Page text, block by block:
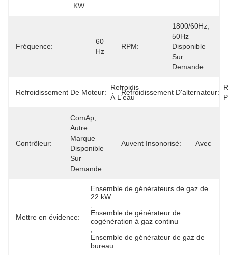
KW
Fréquence:
60
Hz
RPM:
1800/60Hz,
50Hz
Disponible
Sur
Demande
Refroidissement De Moteur:
Refroidis
À L'eau
Refroidissement D'alternateur:
Contrôleur:
ComAp,
Autre
Marque
Disponible
Sur
Demande
Auvent Insonorisé: Avec
Mettre en évidence:
Ensemble de générateurs de gaz de
22 kW
Ensemble de générateur de
cogénération à gaz continu
Ensemble de générateur de gaz de
bureau